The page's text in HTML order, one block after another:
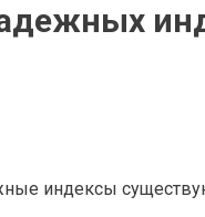
индексы